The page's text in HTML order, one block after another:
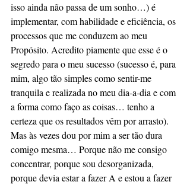
isso ainda não passa de um sonho…) é
implementar, com habilidade e eficiência, os
processos que me conduzem ao meu
Propósito. Acredito piamente que esse é o
segredo para o meu sucesso (sucesso é, para
mim, algo tão simples como sentir-me
tranquila e realizada no meu dia-a-dia e com
a forma como faço as coisas… tenho a
certeza que os resultados vêm por arrasto).
Mas às vezes dou por mim a ser tão dura
comigo mesma… Porque não me consigo
concentrar, porque sou desorganizada,
porque devia estar a fazer A e estou a fazer